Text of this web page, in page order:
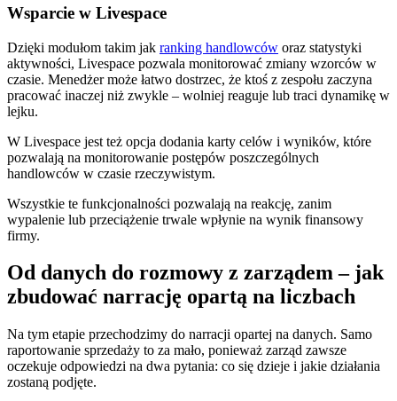
Wsparcie w Livespace
Dzięki modułom takim jak ranking handlowców oraz statystyki
aktywności, Livespace pozwala monitorować zmiany wzorców w
czasie. Menedżer może łatwo dostrzec, że ktoś z zespołu zaczyna
pracować inaczej niż zwykle – wolniej reaguje lub traci dynamikę w
lejku.
W Livespace jest też opcja dodania karty celów i wyników, które
pozwalają na monitorowanie postępów poszczególnych
handlowców w czasie rzeczywistym.
Wszystkie te funkcjonalności pozwalają na reakcję, zanim
wypalenie lub przeciążenie trwale wpłynie na wynik finansowy
firmy.
Od danych do rozmowy z zarządem – jak
zbudować narrację opartą na liczbach
Na tym etapie przechodzimy do narracji opartej na danych. Samo
raportowanie sprzedaży to za mało, ponieważ zarząd zawsze
oczekuje odpowiedzi na dwa pytania: co się dzieje i jakie działania
zostaną podjęte.